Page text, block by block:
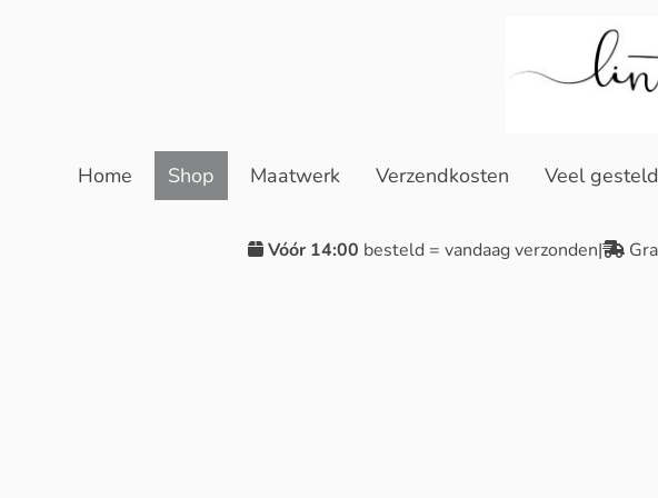
Home Shop Maatwerk Verzendkosten Veel
Vóór 14:00 besteld = vandaag verzonden|